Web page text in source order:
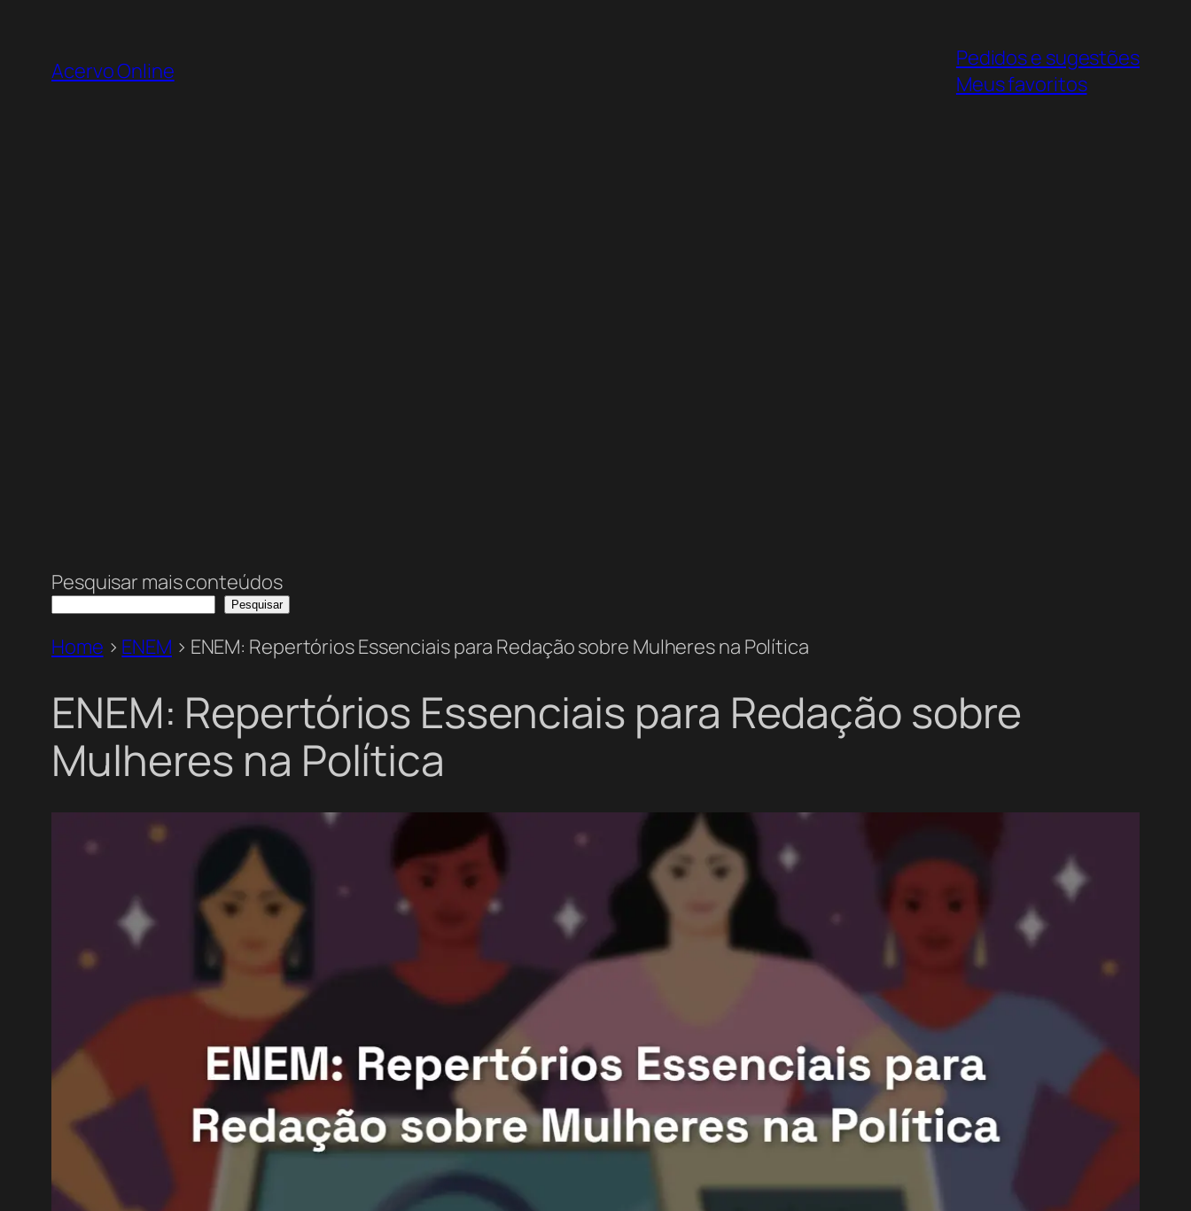
Acervo Online
Pedidos e sugestões
Meus favoritos
Pesquisar mais conteúdos
Pesquisar
Home > ENEM > ENEM: Repertórios Essenciais para Redação sobre Mulheres na Política
ENEM: Repertórios Essenciais para Redação sobre
Mulheres na Política